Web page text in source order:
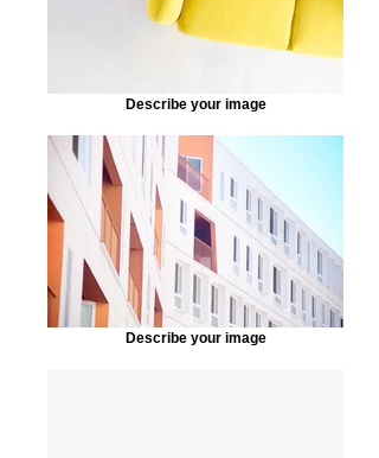
Describe your image
Describe your image